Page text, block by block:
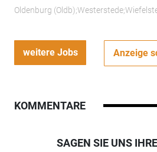
Oldenburg
weitere Jobs Anzeige
KOMMENTARE
SAGEN SIE UNS